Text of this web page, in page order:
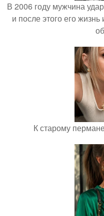
В 2006 году мужчина
и после этого его
К старому